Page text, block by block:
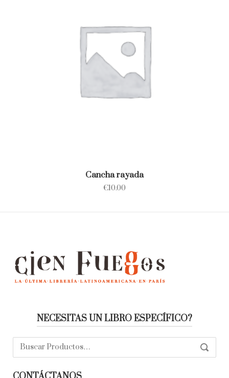
Cancha rayada
€10.00
NECESITAS UN LIBRO ESPECÍFICO?
Buscar: